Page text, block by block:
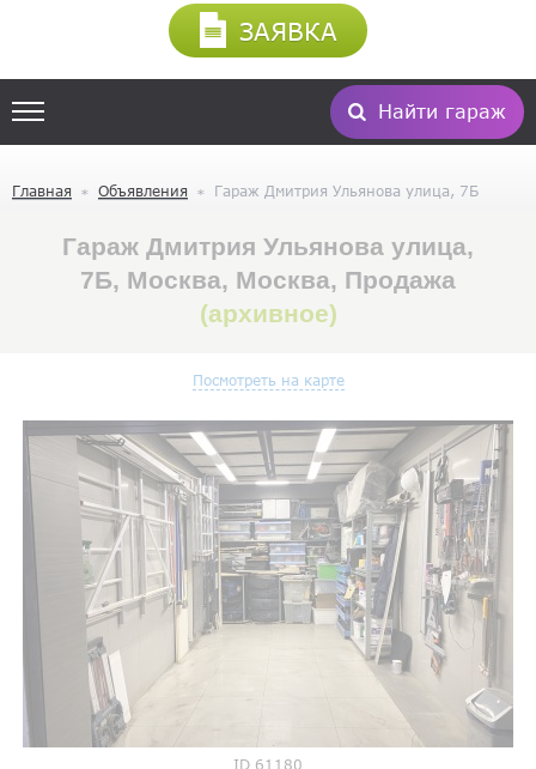
Найти гараж
ЗАЯВКА
Главная Объявления Гараж Дмитрия Ульянова улица, 7Б
Гараж Дмитрия Ульянова улица,
7Б, Москва, Москва, Продажа
(архивное)
Посмотреть на карте
ID 61180